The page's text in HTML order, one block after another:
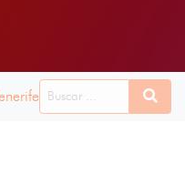
06 JULIO 2025